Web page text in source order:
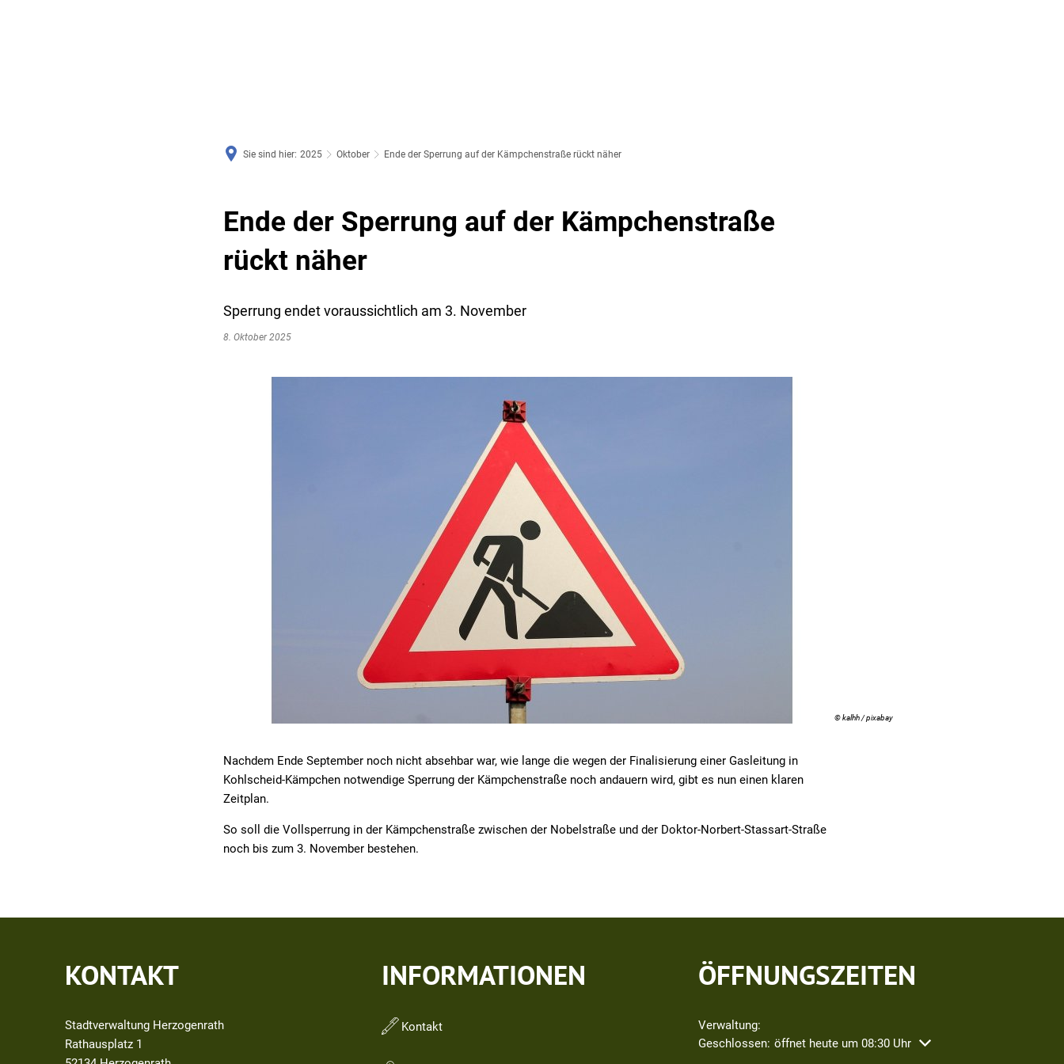
Sie sind hier: 2025 Oktober Ende der Sperrung auf der Kämpchenstraße rückt näher
Ende der Sperrung auf der Kämpchenstraße
rückt näher
Sperrung endet voraussichtlich am 3. November
8. Oktober 2025
© kalhh / pixabay
Nachdem Ende September noch nicht absehbar war, wie lange die wegen der Finalisierung einer Gasleitung in
Kohlscheid-Kämpchen notwendige Sperrung der Kämpchenstraße noch andauern wird, gibt es nun einen klaren
Zeitplan.
So soll die Vollsperrung in der Kämpchenstraße zwischen der Nobelstraße und der Doktor-Norbert-Stassart-Straße
noch bis zum 3. November bestehen.
KONTAKT
Stadtverwaltung Herzogenrath
Rathausplatz 1
INFORMATIONEN
Kontakt
ÖFFNUNGSZEITEN
Verwaltung:
Klicken, um weitere Öffnungs- oder Schließzeiten auszublenden
Geschlossen: öffnet heute um 08:30 Uhr